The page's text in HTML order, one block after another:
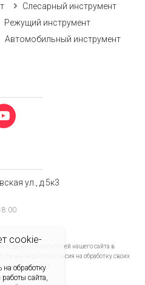
cookie-
на обработку
сайта,
ул., д.5к3
данные посетителей нашего сайта в
. Если вы не даете согласия на обработку своих
наш сайт.
Слесарный инструмент
Режущий инструмент
Автомобильный инструмент